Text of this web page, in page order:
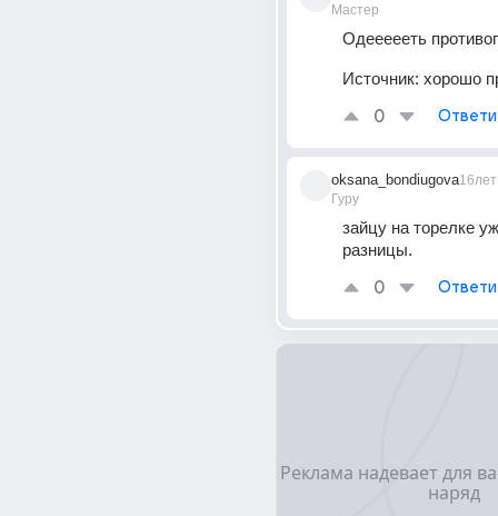
Мастер
Одеееееть
Источник: хорошо
0
oksana_bondiugova
Гуру
16лет
зайцу на торелке
разницы.
0